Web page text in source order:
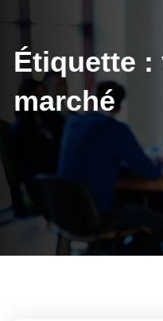
Étiquette :
marché